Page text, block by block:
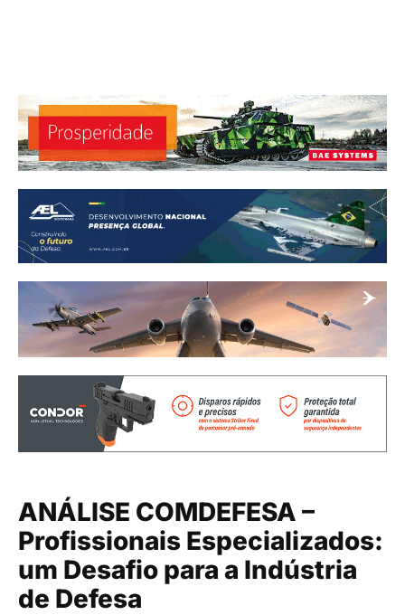
ANÁLISE COMDEFESA –
Profissionais Especializados:
um Desafio para a Indústria
de Defesa